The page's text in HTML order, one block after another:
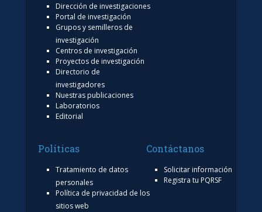
Dirección de investigaciones
Portal de investigación
Grupos y semilleros de
investigación
Centros de investigación
Proyectos de investigación
Directorio de
investigadores
Nuestras publicaciones
Laboratorios
Editorial
Políticas
Tratamiento de datos
personales
Política de privacidad de los
sitios web
Contáctanos
Solicitar información
Registra tu PQRSF